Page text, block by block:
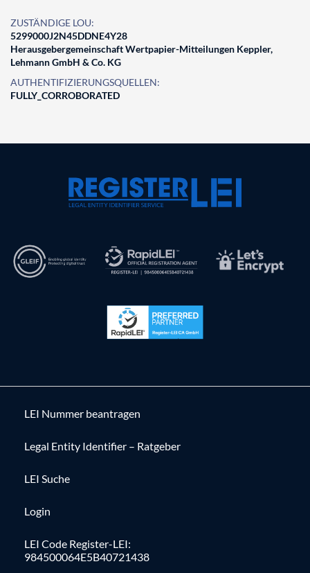
ZUSTÄNDIGE LOU:
5299000J2N45DDNE4Y28
Herausgebergemeinschaft Wertpapier-Mitteilungen Keppler,
Lehmann GmbH & Co. KG
AUTHENTIFIZIERUNGSQUELLEN:
FULLY_CORROBORATED
LEI Nummer beantragen
Legal Entity Identifier – Ratgeber
LEI Suche
Login
LEI Code Register-LEI:
984500064E5B40721438